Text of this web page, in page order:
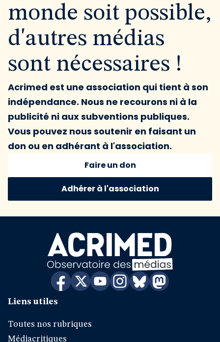
monde soit possible,
d'autres médias
sont nécessaires !
Acrimed est une association qui tient à son
indépendance. Nous ne recourons ni à la
publicité ni aux subventions publiques.
Vous pouvez nous soutenir en faisant un
don ou en adhérant à l'association.
Faire un don
Adhérer à l'association
Liens utiles
Toutes nos rubriques
Médiacritiques